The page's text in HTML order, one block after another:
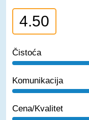
4.50
Čistoća
Komunikacija
Cena/Kvalitet